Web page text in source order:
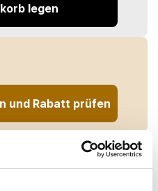
legen
und Rabatt prüfen